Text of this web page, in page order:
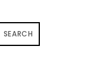
SEARCH